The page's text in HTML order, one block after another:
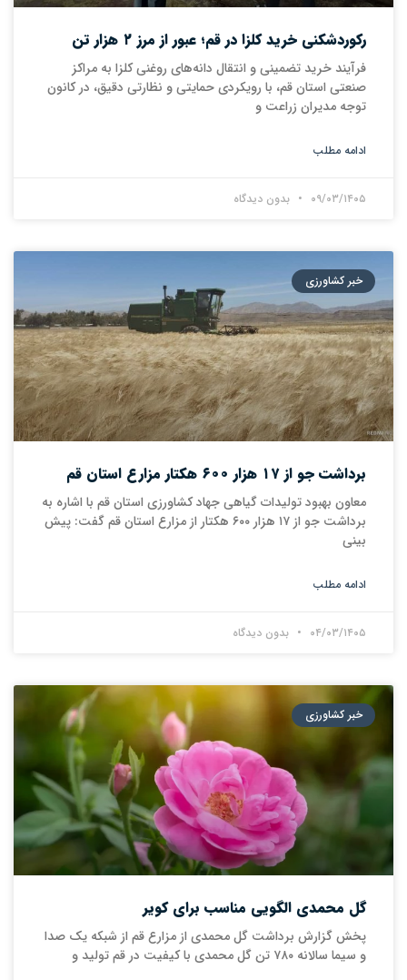
رکوردشکنی خرید کلزا در قم؛ عبور از مرز ۲ هزار تن ‌
فرآیند خرید تضمینی و انتقال دانه‌های روغنی کلزا به مراکز
صنعتی استان قم، با رویکردی حمایتی و نظارتی دقیق، در کانون
توجه مدیران زراعت و
ادامه مطلب
۰۹/۰۳/۱۴۰۵ بدون دیدگاه
خبر کشاورزی
برداشت جو از ۱۷ هزار ۶۰۰ هکتار مزارع استان قم
معاون بهبود تولیدات گیاهی جهاد کشاورزی استان قم با اشاره به
برداشت جو از ۱۷ هزار ۶۰۰ هکتار از مزارع استان قم گفت: پیش
بینی
ادامه مطلب
۰۴/۰۳/۱۴۰۵ بدون دیدگاه
خبر کشاورزی
گل محمدی الگویی مناسب برای کویر
پخش گزارش برداشت گل محمدی از مزارع قم از شبکه یک صدا
و سیما سالانه ۷۸۰ تن گل محمدی با کیفیت در قم تولید و